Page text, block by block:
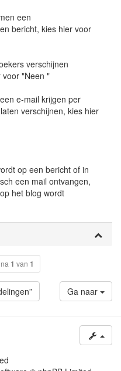
een
bericht, kies hier voor
verschijnen
voor "Neen "
e-mail krijgen per
verschijnen, kies hier
op een bericht of in
een mail ontvangen,
het blog wordt
1 van 1
Ga naar